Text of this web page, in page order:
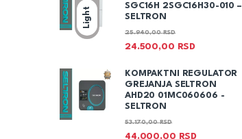
Light
SGC16H 2SGC16H30-010 –
SELTRON
24.500,00 RSD
25.940,00RSD
KOMPAKTNI REGULATOR
GREJANJA SELTRON
AHD20 01MC060606 -
SELTRON
44.000,00 RSD
53.170,00RSD